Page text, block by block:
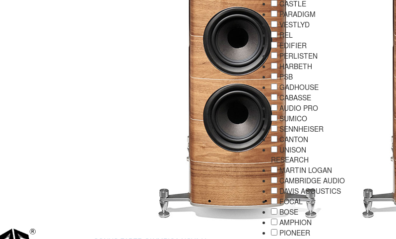
CASTLE
PARADIGM
VESTLYD
REL
EDIFIER
PERLISTEN
HARBETH
PSB
GADHOUSE
CABASSE
AUDIO PRO
SUMICO
SENNHEISER
CANTON
UNISON
RESEARCH
MARTIN LOGAN
CAMBRIDGE AUDIO
DAVIS ACOUSTICS
FOCAL
BOSE
AMPHION
PIONEER